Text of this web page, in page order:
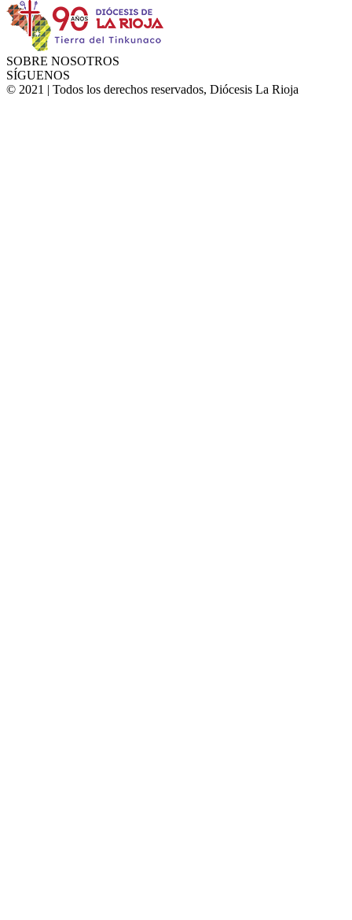
SOBRE NOSOTROS
SÍGUENOS
© 2021 | Todos los derechos reservados, Diócesis La Rioja